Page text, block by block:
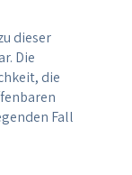
dieser
Die
die
Fall